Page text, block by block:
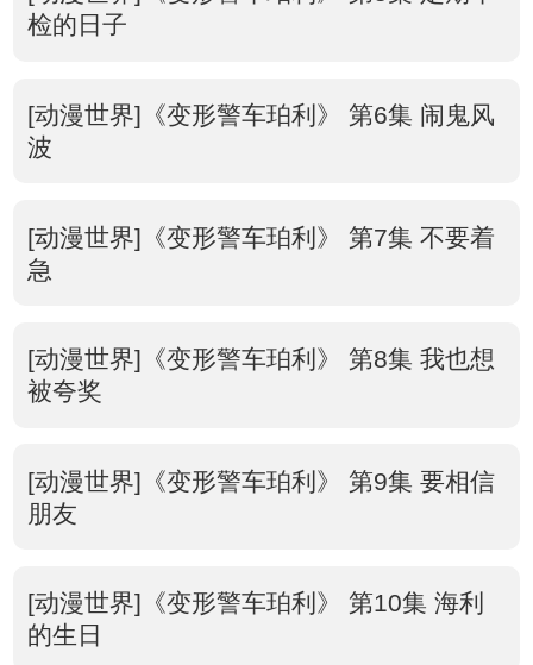
检的日子
[动漫世界]《变形警车珀利》 第6集 闹鬼风
波
[动漫世界]《变形警车珀利》 第7集 不要着
急
[动漫世界]《变形警车珀利》 第8集 我也想
被夸奖
[动漫世界]《变形警车珀利》 第9集 要相信
朋友
[动漫世界]《变形警车珀利》 第10集 海利
的生日